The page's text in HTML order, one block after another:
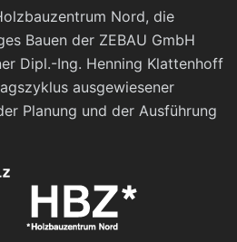
Nord, die
Bauen der ZEBAU GmbH
Dipl.-Ing. Henning Klattenhoff
ausgewiesener
Planung und der Ausführung